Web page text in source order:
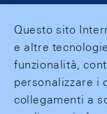
Questo sito
e altre
funzionalità,
personalizzare i
collegamenti a